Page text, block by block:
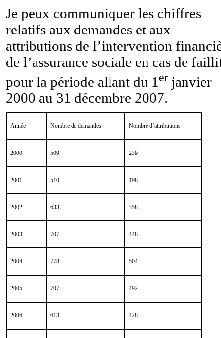
Je peux communiquer les chiffres
relatifs aux demandes et aux
attributions de l’intervention
de l’assurance sociale en cas de
pour la période allant du 1 er janvier
2000 au 31 décembre 2007.
Année Nombre de demandes Nombre d’attributions
2000 509 239
2001 510 198
2002 633 358
2003 707 448
2004 778 504
2005 707 492
2006 613 428